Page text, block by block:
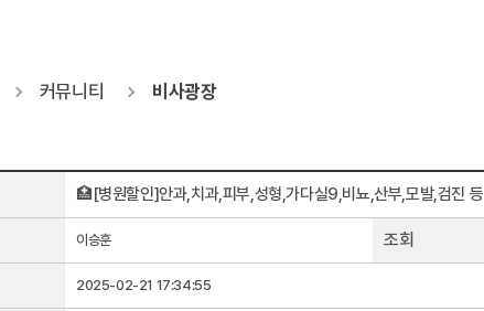
커뮤니티 비사광장
🏥[병원할인]안과,치과,피부,성형,가다실9,비뇨,산부,모발,검진 등
이승훈 조회
2025-02-21 17:34:55